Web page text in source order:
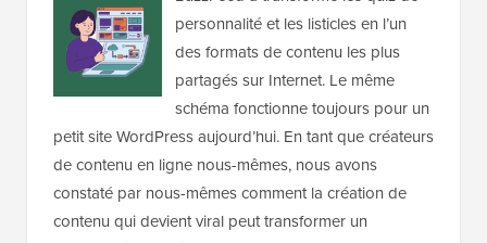
personnalité et les listicles en l’un
des formats de contenu les plus
partagés sur Internet. Le même
schéma fonctionne toujours pour un
petit site WordPress aujourd’hui. En tant que créateurs
de contenu en ligne nous-mêmes, nous avons
constaté par nous-mêmes comment la création de
contenu qui devient viral peut transformer un